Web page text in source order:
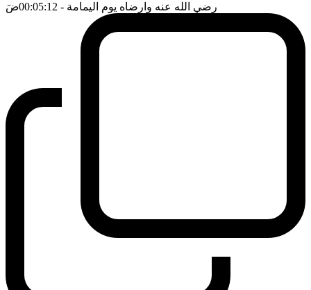
رضي الله عنه وارضاه يوم اليمامة - 00:05:12 ضَ